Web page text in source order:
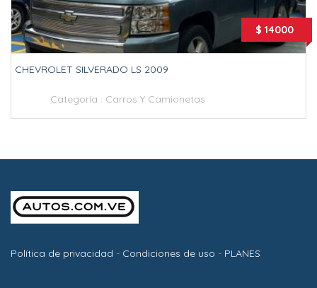
$ 14000
CHEVROLET SILVERADO LS 2009
Categoría : Carros Y Camionetas
Política de privacidad - Condiciones de uso - PLANES